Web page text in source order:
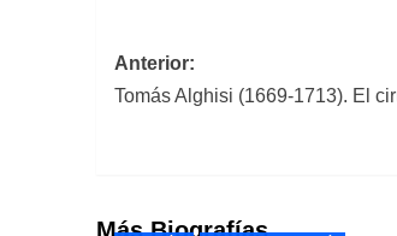
Navegación
Anterior:
Tomás Alghisi (1669-1713). El
Más Biografías